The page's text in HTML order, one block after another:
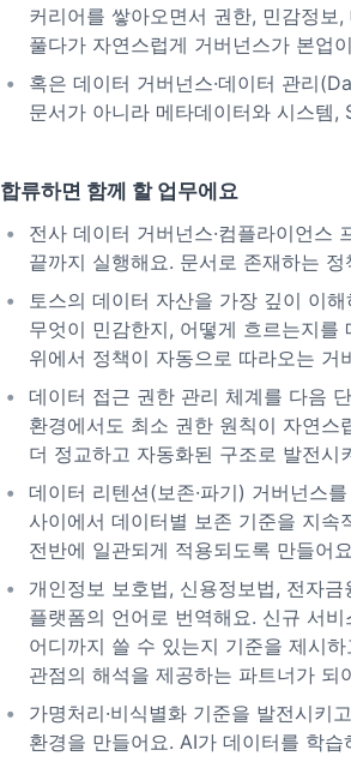
커리어를 쌓아오면서 권한, 민감정보
풀다가 자연스럽게 거버넌스가 본업
혹은 데이터 거버넌스·데이터 관리
문서가 아니라 메타데이터와 시스템,
합류하면 함께 할 업무에요
전사 데이터 거버넌스·컴플라이언스
끝까지 실행해요. 문서로 존재하는
토스의 데이터 자산을 가장 깊이 이
무엇이 민감한지, 어떻게 흐르는지
위에서 정책이 자동으로 따라오는 거
데이터 접근 권한 관리 체계를 다음
환경에서도 최소 권한 원칙이 자연스
더 정교하고 자동화된 구조로 발전시
데이터 리텐션(보존·파기) 거버넌스
사이에서 데이터별 보존 기준을 지속
전반에 일관되게 적용되도록 만들어
개인정보 보호법, 신용정보법, 전자
플랫폼의 언어로 번역해요. 신규 서
어디까지 쓸 수 있는지 기준을 제시하
관점의 해석을 제공하는 파트너가 되
가명처리·비식별화 기준을 발전시키
환경을 만들어요. AI가 데이터를 학